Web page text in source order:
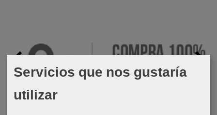
Servicios que nos gustaría
utilizar